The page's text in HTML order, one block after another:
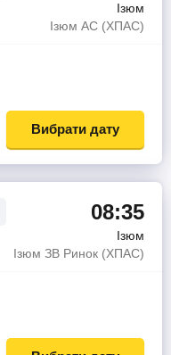
Ізюм
Ізюм АС (ХПАС)
Вибрати дату
08:35
Ізюм
Ізюм ЗВ Ринок (ХПАС)